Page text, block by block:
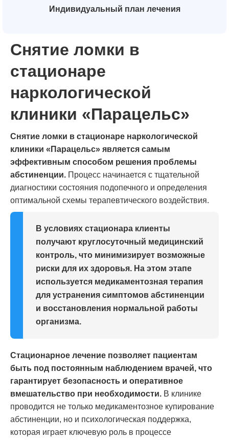
Индивидуальный план лечения
Снятие ломки в
стационаре
наркологической
клиники «Парацельс»
Снятие ломки в стационаре наркологической
клиники «Парацельс» является самым
эффективным способом решения проблемы
абстиненции. Процесс начинается с тщательной
диагностики состояния подопечного и определения
оптимальной схемы терапевтического воздействия.
В условиях стационара клиенты
получают круглосуточный медицинский
контроль, что минимизирует возможные
риски для их здоровья. На этом этапе
используется медикаментозная терапия
для устранения симптомов абстиненции
и восстановления нормальной работы
организма.
Стационарное лечение позволяет пациентам
быть под постоянным наблюдением врачей, что
гарантирует безопасность и оперативное
вмешательство при необходимости. В клинике
проводится не только медикаментозное купирование
абстиненции, но и психологическая поддержка,
которая играет ключевую роль в процессе